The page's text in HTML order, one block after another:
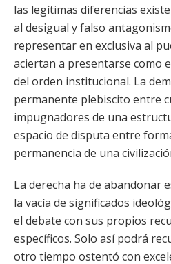
las legítimas diferencias
al desigual y falso
representar en exclusiva al
aciertan a presentarse como
del orden institucional. La
permanente plebiscito entre
impugnadores de una
espacio de disputa entre
permanencia de una
La derecha ha de abandonar
la vacía de significados
el debate con sus propios
específicos. Solo así podrá
otro tiempo ostentó con